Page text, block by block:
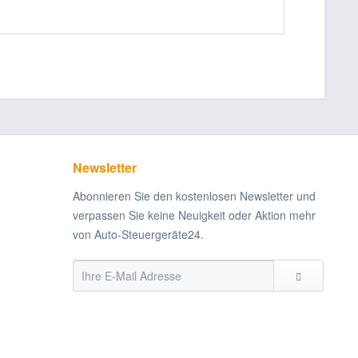
Newsletter
Abonnieren Sie den kostenlosen Newsletter und
verpassen Sie keine Neuigkeit oder Aktion mehr
von Auto-Steuergeräte24.